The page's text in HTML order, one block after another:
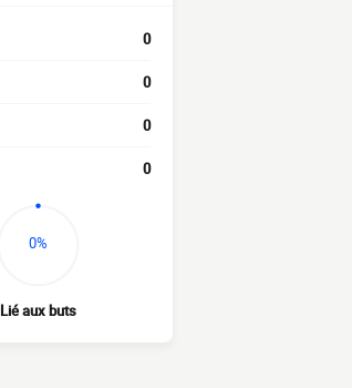
0
0
0
0
0%
Lié aux buts